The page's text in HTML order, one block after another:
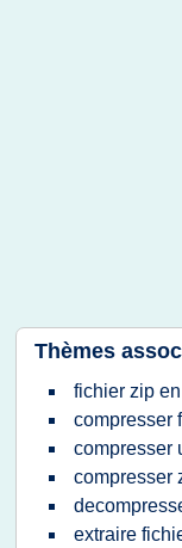
Thèmes
fichier zip
compresser
compresser
compresser
extraire